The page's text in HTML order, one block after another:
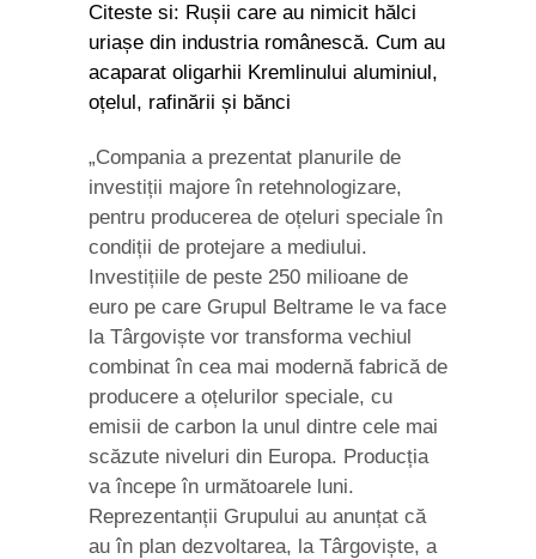
Citeste si: Rușii care au nimicit hălci
uriașe din industria românescă. Cum au
acaparat oligarhii Kremlinului aluminiul,
oțelul, rafinării și bănci
„Compania a prezentat planurile de
investiții majore în retehnologizare,
pentru producerea de oțeluri speciale în
condiții de protejare a mediului.
Investițiile de peste 250 milioane de
euro pe care Grupul Beltrame le va face
la Târgoviște vor transforma vechiul
combinat în cea mai modernă fabrică de
producere a oțelurilor speciale, cu
emisii de carbon la unul dintre cele mai
scăzute niveluri din Europa. Producția
va începe în următoarele luni.
Reprezentanții Grupului au anunțat că
au în plan dezvoltarea, la Târgoviște, a